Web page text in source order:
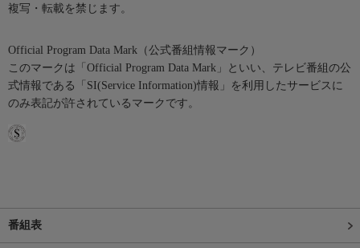
複写・転載を禁じます。
Official Program Data Mark（公式番組情報マーク）
このマークは「Official Program Data Mark」といい、テレビ番組の公
式情報である「SI(Service Information)情報」を利用したサービスに
のみ表記が許されているマークです。
番組表